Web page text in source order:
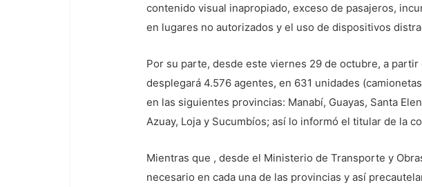
contenido visual inapropiado, exceso de pasajeros,
en lugares no autorizados y el uso de dispositivos
Por su parte, desde este viernes 29 de octubre, a
desplegará 4.576 agentes, en 631 unidades
en las siguientes provincias: Manabí, Guayas, Santa
Azuay, Loja y Sucumbíos; así lo informó el titular de la
Mientras que , desde el Ministerio de Transporte y
necesario en cada una de las provincias y así